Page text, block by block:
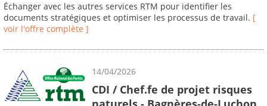
Échanger avec les autres services RTM pour identifier les
documents stratégiques et optimiser les processus de travail. [
voir l'offre complète ]
14/04/2026
CDI / Chef.fe de projet risques